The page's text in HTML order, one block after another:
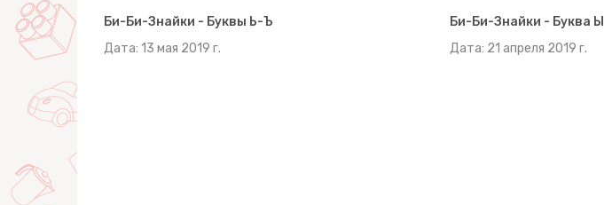
Би-Би-Знайки - Буквы Ь-Ъ
Дата: 13 мая 2019 г.
Би-Би-Знайки - Буква Ы
Дата: 21 апреля 2019 г.